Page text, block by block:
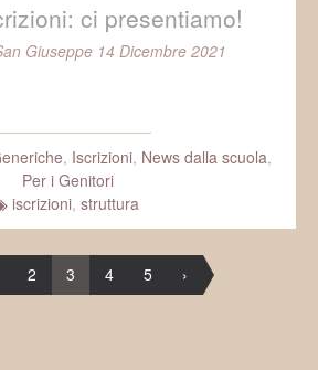
ci presentiamo!
Giuseppe 14 Dicembre 2021
, Iscrizioni, News dalla scuola,
Per i Genitori
iscrizioni, struttura
2 3 4 5 ›